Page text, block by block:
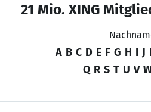
21 Mio. XING
A B C D E F G H I J
Q R S T U V